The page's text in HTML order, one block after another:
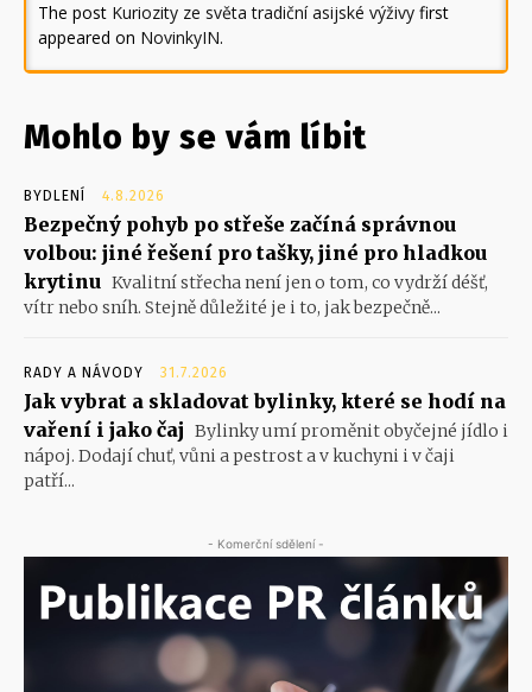
The post Kuriozity ze světa tradiční asijské výživy first
appeared on NovinkyIN.
Mohlo by se vám líbit
BYDLENÍ 4.8.2026
Bezpečný pohyb po střeše začíná správnou
volbou: jiné řešení pro tašky, jiné pro hladkou
krytinu Kvalitní střecha není jen o tom, co vydrží déšť,
vítr nebo sníh. Stejně důležité je i to, jak bezpečně...
RADY A NÁVODY 31.7.2026
Jak vybrat a skladovat bylinky, které se hodí na
vaření i jako čaj Bylinky umí proměnit obyčejné jídlo i
nápoj. Dodají chuť, vůni a pestrost a v kuchyni i v čaji
patří...
- Komerční sdělení -